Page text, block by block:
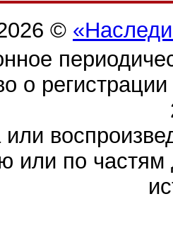
©
о
или
или по частям